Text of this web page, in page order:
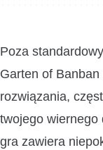
Poza
Garten of
rozwiązania,
twojego wiernego
gra zawiera